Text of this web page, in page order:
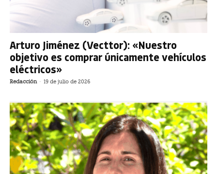
Arturo Jiménez (Vecttor): «Nuestro
objetivo es comprar únicamente vehículos
eléctricos»
Redacción - 19 de julio de 2026